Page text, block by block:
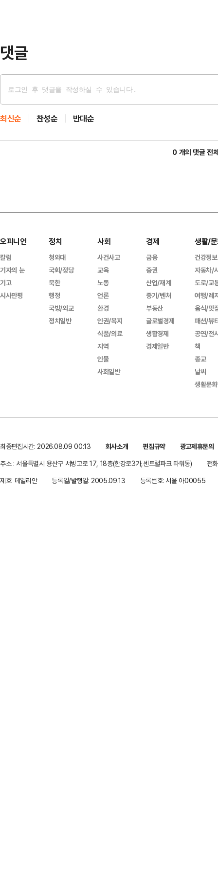
댓글
최신순 찬성순 반대순
0 개의 댓글 전
오피니언
칼럼
기자의 눈
기고
시사만평
정치
청와대
국회/정당
북한
행정
국방/외교
정치일반
사회
사건사고
교육
노동
언론
환경
인권/복지
식품/의료
지역
인물
사회일반
경제
금융
증권
산업/재계
중기/벤처
부동산
글로벌경제
생활경제
경제일반
생활/
건강정보
자동차/
도로/교
여행/레
음식/맛
패션/뷰
공연/전
책
종교
날씨
생활문
최종편집시간: 2026.08.09 00:13 회사소개 편집규약
광고제휴문의
주소 : 서울특별시 용산구 서빙고로 17, 18층(한강로3가,센트럴파크 타워동)
전
제호: 데일리안
등록일/발행일: 2005.09.13 등록번호: 서울 아00055